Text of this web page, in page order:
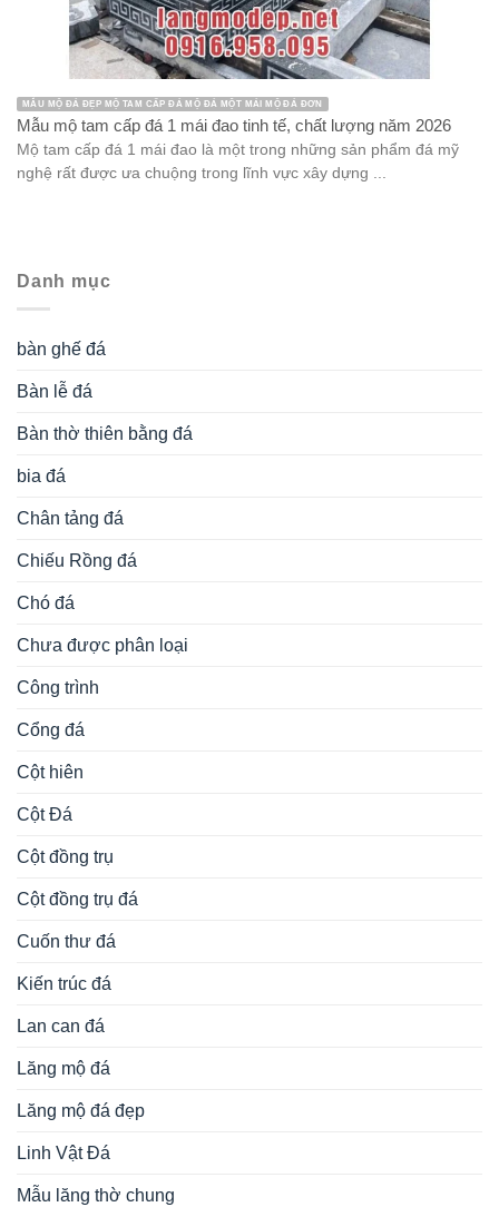
MẪU MỘ ĐÁ ĐẸP MỘ TAM CẤP ĐÁ MỘ ĐÁ MỘT MÁI MỘ ĐÁ ĐƠN
Mẫu mộ tam cấp đá 1 mái đao tinh tế, chất lượng năm 2026
Mộ tam cấp đá 1 mái đao là một trong những sản phẩm đá mỹ
nghệ rất được ưa chuộng trong lĩnh vực xây dựng ...
Danh mục
bàn ghế đá
Bàn lễ đá
Bàn thờ thiên bằng đá
bia đá
Chân tảng đá
Chiếu Rồng đá
Chó đá
Chưa được phân loại
Công trình
Cổng đá
Cột hiên
Cột Đá
Cột đồng trụ
Cột đồng trụ đá
Cuốn thư đá
Kiến trúc đá
Lan can đá
Lăng mộ đá
Lăng mộ đá đẹp
Linh Vật Đá
Mẫu lăng thờ chung